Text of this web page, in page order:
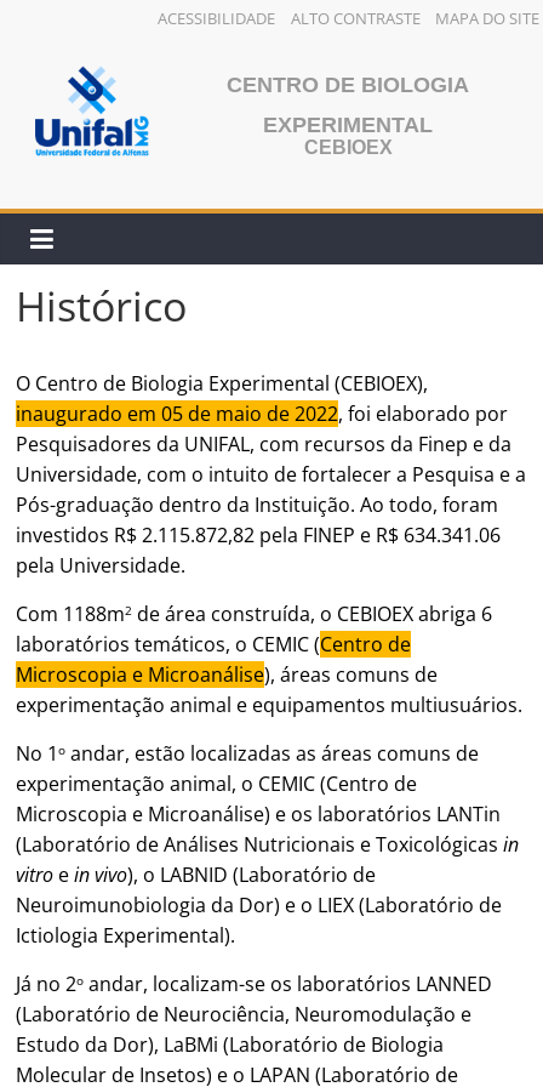
ACESSIBILIDADE ALTO CONTRASTE MAPA DO SITE
conteúdo
CENTRO DE BIOLOGIA
EXPERIMENTAL
CEBIOEX
Histórico
O Centro de Biologia Experimental (CEBIOEX),
inaugurado em 05 de maio de 2022, foi elaborado por
Pesquisadores da UNIFAL, com recursos da Finep e da
Universidade, com o intuito de fortalecer a Pesquisa e a
Pós-graduação dentro da Instituição. Ao todo, foram
investidos R$ 2.115.872,82 pela FINEP e R$ 634.341.06
pela Universidade.
Com 1188m2 de área construída, o CEBIOEX abriga 6
laboratórios temáticos, o CEMIC (Centro de
Microscopia e Microanálise), áreas comuns de
experimentação animal e equipamentos multiusuários.
No 1o andar, estão localizadas as áreas comuns de
experimentação animal, o CEMIC (Centro de
Microscopia e Microanálise) e os laboratórios LANTin
(Laboratório de Análises Nutricionais e Toxicológicasin
vitro ein vivo), o LABNID (Laboratório de
Neuroimunobiologia da Dor) e o LIEX (Laboratório de
Ictiologia Experimental).
Já no 2o andar, localizam-se os laboratórios LANNED
(Laboratório de Neurociência, Neuromodulação e
Estudo da Dor), LaBMi (Laboratório de Biologia
Molecular de Insetos) e o LAPAN (Laboratório de